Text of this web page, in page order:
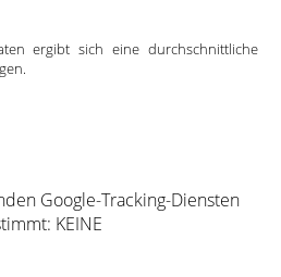
ergibt sich eine durchschnittliche
Google-Tracking-Diensten
KEINE